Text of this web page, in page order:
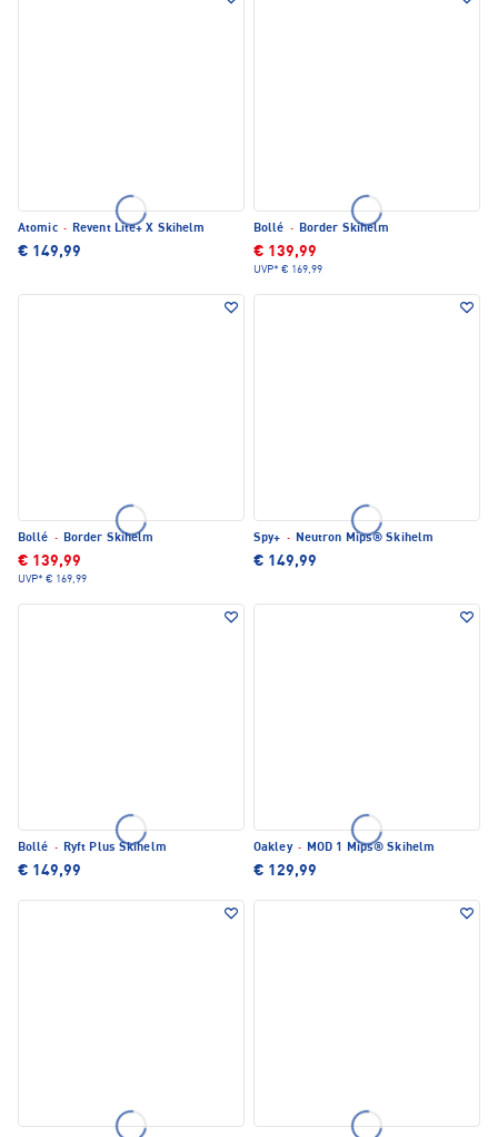
Atomic · Revent Lite+ X Skihelm
€ 149,99
Bollé · Border Skihelm
€ 139,99
UVP* € 169,99
Bollé · Border Skihelm
€ 139,99
UVP* € 169,99
Spy+ · Neutron Mips® Skihelm
€ 149,99
Bollé · Ryft Plus Skihelm
€ 149,99
Oakley · MOD 1 Mips® Skihelm
€ 129,99